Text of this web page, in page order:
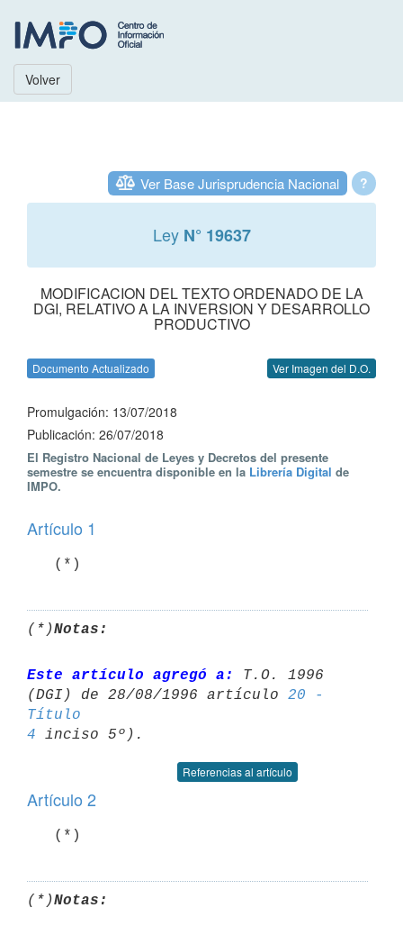
Volver
?
Ver Base Jurisprudencia Nacional
Ley N° 19637
MODIFICACION DEL TEXTO ORDENADO DE LA
DGI, RELATIVO A LA INVERSION Y DESARROLLO
PRODUCTIVO
Documento Actualizado Ver Imagen del D.O.
Promulgación: 13/07/2018
Publicación: 26/07/2018
El Registro Nacional de Leyes y Decretos del presente
semestre se encuentra disponible en la Librería Digital de
IMPO.
Artículo 1
   (*)
(*)Notas:
Este artículo agregó a:
T.O. 1996
(DGI) de 28/08/1996 artículo 20 -
Título
4
Referencias al artículo
Artículo 2
   (*)
(*)Notas: